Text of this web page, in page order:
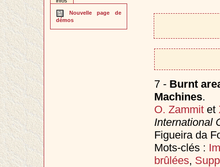
Nouvelle page de
démos
7 - Burnt
Machines.
O. Zammitet
International
Figueira da
Mots-clés :
brûlées,